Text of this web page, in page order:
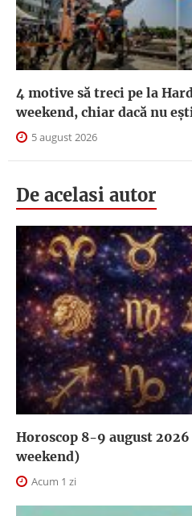
4 motive să treci pe la
weekend, chiar dacă nu
5 august 2026
De acelasi autor
Horoscop 8-9 august
weekend)
Acum 1 zi